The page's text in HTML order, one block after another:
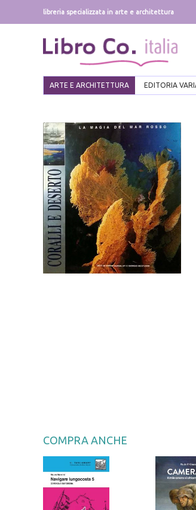
libreria specializzata in arte e architettura
ARTE E ARCHITETTURA EDITORIA
COMPRA ANCHE